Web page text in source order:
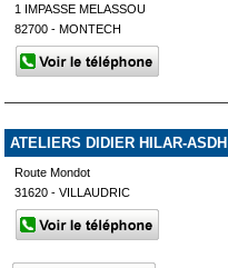
1 IMPASSE MELASSOU
82700 - MONTECH
ATELIERS DIDIER HILAR-ASDH
Route Mondot
31620 - VILLAUDRIC